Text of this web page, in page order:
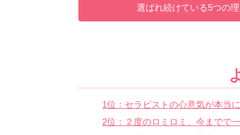
選ばれ続けている5つの
1位：セラピストの心意気が本当
2位：２度のロミロミ、今までで